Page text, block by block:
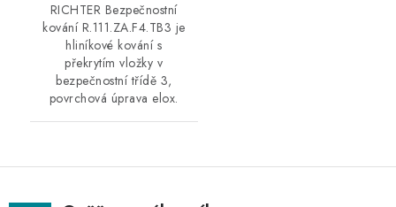
RICHTER Bezpečnostní
kování R.111.ZA.F4.TB3 je
hliníkové kování s
překrytím vložky v
bezpečnostní třídě 3,
povrchová úprava elox.